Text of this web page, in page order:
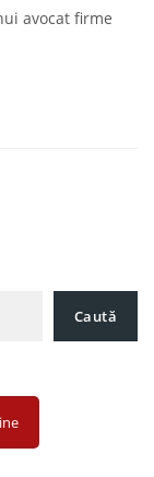
avocat firme
Caută